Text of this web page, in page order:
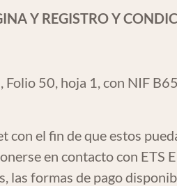
Y REGISTRO Y
Folio 50, hoja 1, con NIF
el fin de que estos
en contacto con ETS
formas de pago